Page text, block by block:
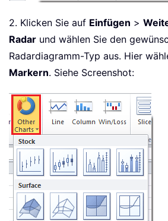
2. Klicken Sie auf Einfügen >
Radar und wählen Sie den
Radardiagramm-Typ aus. Hier
Markern. Siehe Screenshot: